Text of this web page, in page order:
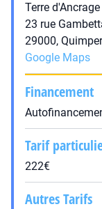
Terre d'Ancrage
23 rue
29000, Quimper
Google Maps
Financement
Tarif
222€
Autres Tarifs